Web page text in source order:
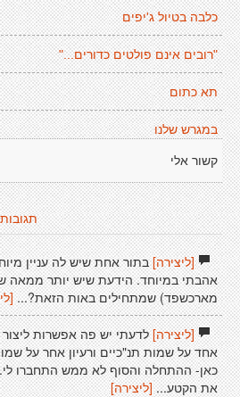
כלבה בטיול ג'יפים
"רובים אינם פולטים כדורים..."
תא כתום
במגרש שלנו
קשור אלי
[ליצירה]בתור אחת שיש לה עניין
אהבתי במיוחד. הידעת שיש יותר ממאה
מארכשפד) שמתחילים באות הזאת?...
[ליצירה]לדעתי יש פה אפשרות ליצור
אחד על שמות תנ"כיים ורעיון אחר על
כאן- ההתחלה והסוף לא ממש התחברו
את הקטע... [ליצירה]